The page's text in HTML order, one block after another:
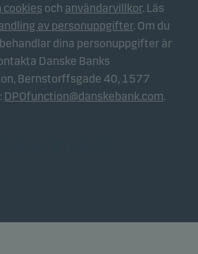
cookies och användarvillkor. Läs
av personuppgifter. Om du
dina personuppgifter är
Danske Banks
Bernstorffsgade 40, 1577
DPOfunction@danskebank.com.